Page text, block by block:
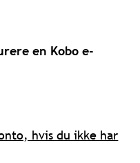
en Kobo e-
hvis du ikke har